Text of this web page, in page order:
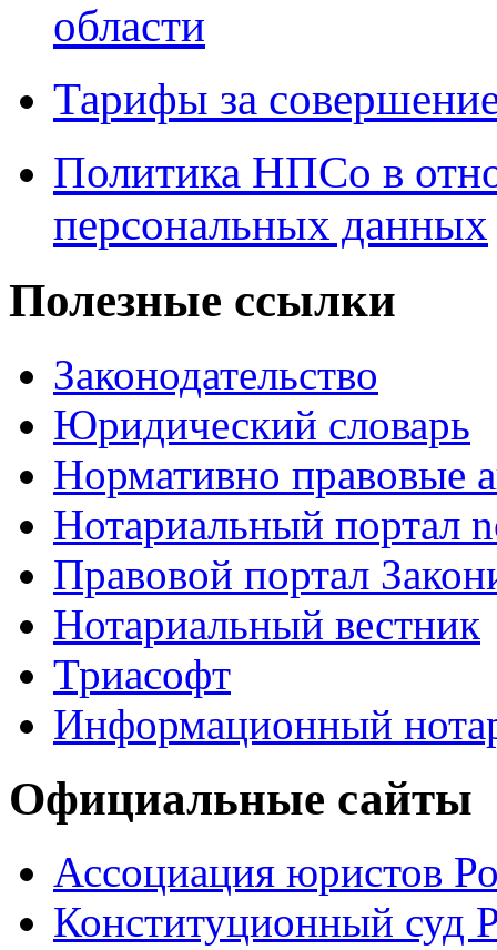
области
Тарифы за
Политика НПСо в
персональных данных
Полезные ссылки
Законодательство
Юридический словарь
Нормативно правовые
Нотариальный портал
Правовой портал
Нотариальный вестник
Триасофт
Информационный
Официальные сайты
Ассоциация юристов
Конституционный суд